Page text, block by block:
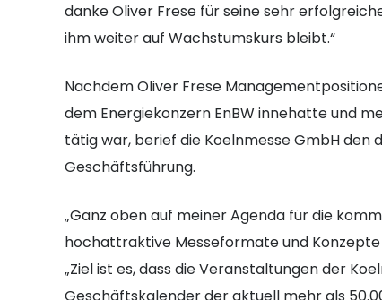
danke Oliver Frese für seine sehr
ihm weiter auf Wachstumskurs bleibt.“
Nachdem Oliver Frese
dem Energiekonzern EnBW innehatte und
tätig war, berief die Koelnmesse GmbH den
Geschäftsführung.
„Ganz oben auf meiner Agenda für die
hochattraktive Messeformate und Konzepte
„Ziel ist es, dass die Veranstaltungen der